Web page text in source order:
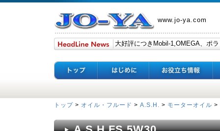
www.jo-ya.com
トップ > オイル・フルード > A.S.H. > モーターオイル >